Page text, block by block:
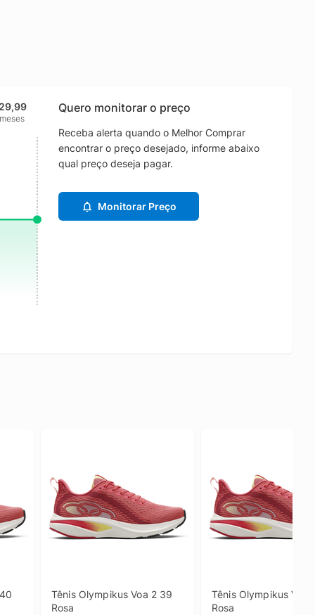
Quero monitorar o preço
Receba alerta quando o Melhor Comprar
encontrar o preço desejado, informe abaixo
qual preço deseja pagar.
Monitorar Preço
Tênis Olympikus Voa 2 39
Rosa
Tênis Olympikus Voa
Rosa